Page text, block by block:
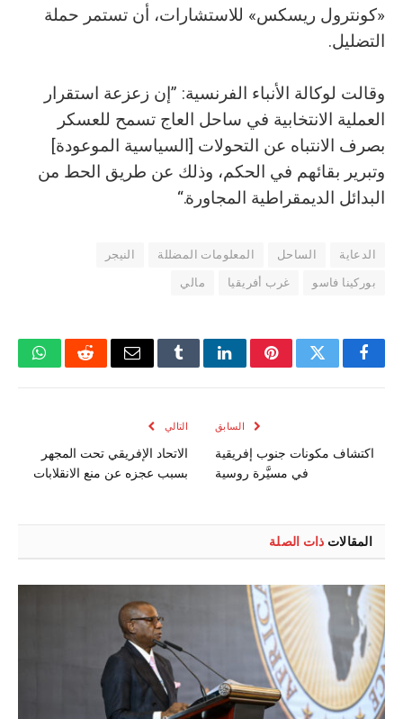
«كونترول ريسكس» للاستشارات، أن تستمر حملة
التضليل.
وقالت لوكالة الأنباء الفرنسية: ”إن زعزعة استقرار
العملية الانتخابية في ساحل العاج تسمح للعسكر
بصرف الانتباه عن التحولات [السياسية الموعودة]
وتبرير بقائهم في الحكم، وذلك عن طريق الحط من
البدائل الديمقراطية المجاورة.“
الدعاية الساحل المعلومات المضللة النيجر
بوركينا فاسو غرب أفريقيا مالي
فيسبوكتويتر بينتيريستلينكدإنTumblrالبريد
رديت
السابق
اكتشاف مكونات جنوب إفريقية
في مسيَّرة روسية
التالي
الاتحاد الإفريقي تحت المجهر
بسبب عجزه عن منع الانقلابات
المقالات ذات الصلة